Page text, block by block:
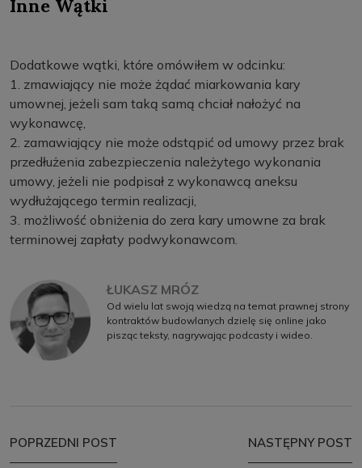
Inne Wątki
Dodatkowe wątki, które omówiłem w odcinku:
1. zmawiający nie może żądać miarkowania kary
umownej, jeżeli sam taką samą chciał nałożyć na
wykonawcę,
2. zamawiający nie może odstąpić od umowy przez brak
przedłużenia zabezpieczenia należytego wykonania
umowy, jeżeli nie podpisał z wykonawcą aneksu
wydłużającego termin realizacji,
3. możliwość obniżenia do zera kary umowne za brak
terminowej zapłaty podwykonawcom.
ŁUKASZ MRÓZ
Od wielu lat swoją wiedzą na temat prawnej strony
kontraktów budowlanych dzielę się online jako
pisząc teksty, nagrywając podcasty i wideo.
POPRZEDNI POST NASTĘPNY POST